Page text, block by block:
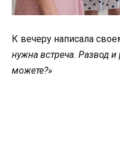
К вечеру написала
нужна встреча. Развод
можете?»